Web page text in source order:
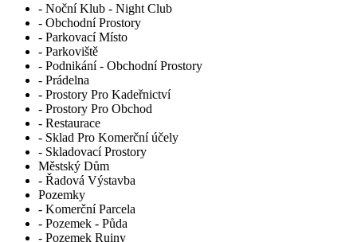
- Noční Klub - Night Club
- Obchodní Prostory
- Parkovací Místo
- Parkoviště
- Podnikání - Obchodní Prostory
- Prádelna
- Prostory Pro Kadeřnictví
- Prostory Pro Obchod
- Restaurace
- Sklad Pro Komerční účely
- Skladovací Prostory
Městský Dům
- Řadová Výstavba
Pozemky
- Komerční Parcela
- Pozemek - Půda
- Pozemek Ruiny